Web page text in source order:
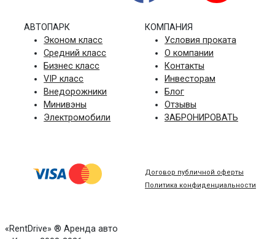
АВТОПАРК
Эконом класс
Средний класс
Бизнес класс
VIP класс
Внедорожники
Минивэны
Электромобили
КОМПАНИЯ
Условия проката
О компании
Контакты
Инвесторам
Блог
Отзывы
ЗАБРОНИРОВАТЬ
Договор публичной оферты
Политика конфиденциальности
«RentDrive» ® Аренда авто